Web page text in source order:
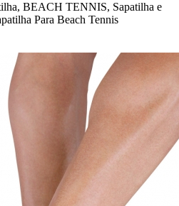
BEACH TENNIS, Sapatilha e
Para Beach Tennis